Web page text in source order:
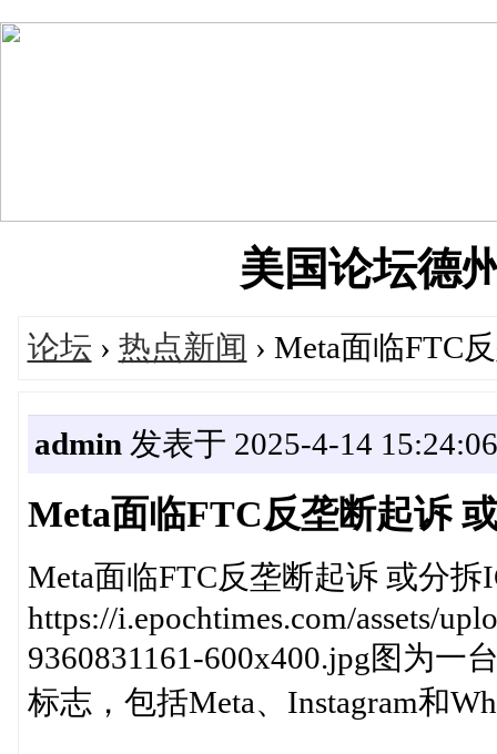
美国论坛德
论坛 › 热点新闻 › Meta面临FTC
admin 发表于 2025-4-14 15:24:06
Meta面临FTC反垄断起诉
Meta面临FTC反垄断起诉 或分拆
https://i.epochtimes.com/assets/
9360831161-600x400.jpg图为一
标志，包括Meta、Instagram和